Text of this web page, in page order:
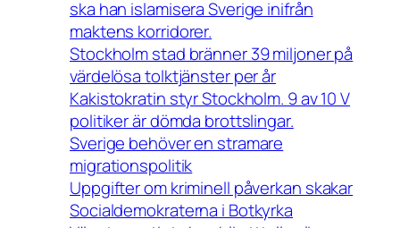
ska han islamisera Sverige inifrån
maktens korridorer.
Stockholm stad bränner 39 miljoner på
värdelösa tolktjänster per år
Kakistokratin styr Stockholm. 9 av 10 V
politiker är dömda brottslingar.
Sverige behöver en stramare
migrationspolitik
Uppgifter om kriminell påverkan skakar
Socialdemokraterna i Botkyrka